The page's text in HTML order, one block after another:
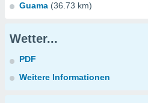
Guama (36.73 km)
Wetter...
PDF
Weitere Informationen